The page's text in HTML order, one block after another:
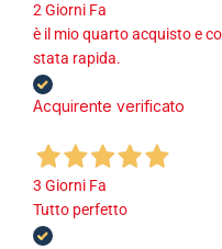
2 Giorni Fa
è il mio quarto acquisto e
stata rapida.
Acquirente verificato
3 Giorni Fa
Tutto perfetto